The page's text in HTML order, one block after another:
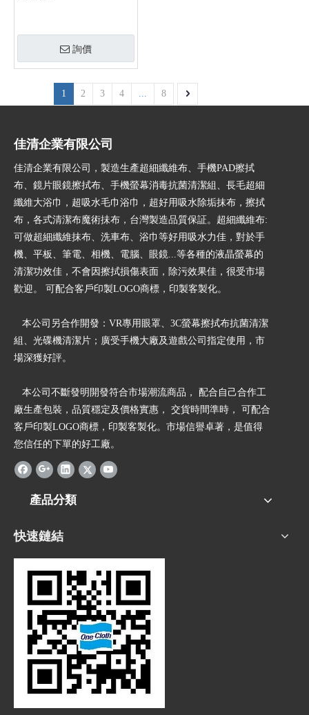
詢價
1 2 3 4 8
佳清企業有限公司
佳清企業有限公司，製造生產超細纖維布、手機PAD擦拭
布、鏡片眼鏡擦拭布、手機螢幕消毒抗菌清潔組、長毛超細
纖維大浴巾，超吸水毛巾浴巾，超好用吸水除垢抹布，擦拭
布，各式清潔布魔術抺布，台灣製造品質保証。超細纖維布:
可做超細纖維抹布、洗車布、浴巾等好用吸水力佳，對於手
機、平板、筆電、相機、電腦、眼鏡...等各種的液晶螢幕的
清潔功效佳，不會因擦拭損傷表面，除污效果佳，很受市場
歡迎。 可配合客戶印製LOGO商標，印製客製化。
本公司另合作開發：VR專用眼罩、3C螢幕擦拭布抗菌清潔
組、光碟機清潔片；廣受手機大廠及遊戲公司指定使用，市
場深獲好評。
本公司不斷發明開發符合市場潮流商品， 配合自己合作工
廠生產包裝，品質穩定及價格實惠， 交貨時間準時， 可配合
客戶印製LOGO商標，印製客製化。市場信譽卓著，是值得
您信任的下單的好工廠。
產品分類
快速鏈結